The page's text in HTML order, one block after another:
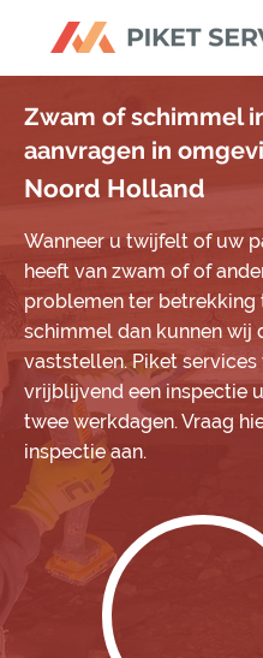
Zwam of schimmel
aanvragen in
Noord Holland
Wanneer u twijfelt of uw
heeft van zwam of of
problemen ter betrekking
schimmel dan kunnen wij
vaststellen. Piket
vrijblijvend een inspectie
twee werkdagen. Vraag
inspectie aan.